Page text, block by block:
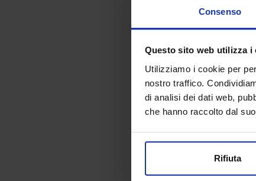
Consenso
Questo sito web utilizza i
Utilizziamo i cookie per
nostro traffico.
di analisi dei dati web,
che hanno raccolto dal
Rifiuta